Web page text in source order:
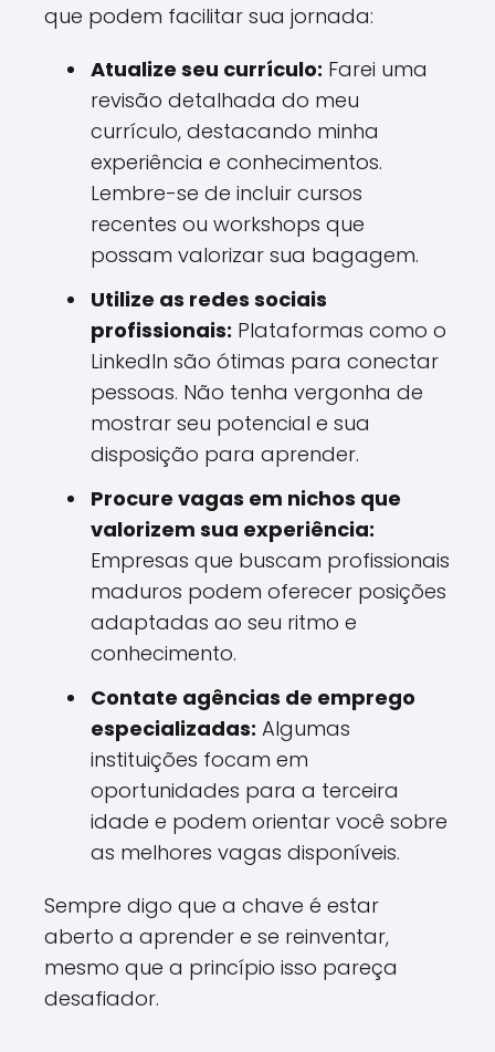
que podem facilitar sua jornada:
Atualize seu currículo: Farei uma
revisão detalhada do meu
currículo, destacando minha
experiência e conhecimentos.
Lembre-se de incluir cursos
recentes ou workshops que
possam valorizar sua bagagem.
Utilize as redes sociais
profissionais: Plataformas como o
LinkedIn são ótimas para conectar
pessoas. Não tenha vergonha de
mostrar seu potencial e sua
disposição para aprender.
Procure vagas em nichos que
valorizem sua experiência:
Empresas que buscam profissionais
maduros podem oferecer posições
adaptadas ao seu ritmo e
conhecimento.
Contate agências de emprego
especializadas: Algumas
instituições focam em
oportunidades para a terceira
idade e podem orientar você sobre
as melhores vagas disponíveis.
Sempre digo que a chave é estar
aberto a aprender e se reinventar,
mesmo que a princípio isso pareça
desafiador.